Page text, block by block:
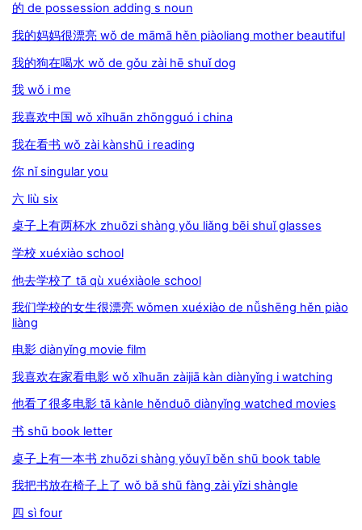
的 de possession adding s noun
我的妈妈很漂亮 wǒ de māmā hěn piàoliang mother beautiful
我的狗在喝水 wǒ de gǒu zài hē shuǐ dog
我 wǒ i me
我喜欢中国 wǒ xǐhuān zhōngguó i china
我在看书 wǒ zài kànshū i reading
你 nǐ singular you
六 liù six
桌子上有两杯水 zhuōzi shàng yǒu liǎng bēi shuǐ glasses
学校 xuéxiào school
他去学校了 tā qù xuéxiàole school
我们学校的女生很漂亮 wǒmen xuéxiào de nǚshēng hěn piào
liàng
电影 diànyǐng movie film
我喜欢在家看电影 wǒ xǐhuān zàijiā kàn diànyǐng i watching
他看了很多电影 tā kànle hěnduō diànyǐng watched movies
书 shū book letter
桌子上有一本书 zhuōzi shàng yǒuyī běn shū book table
我把书放在椅子上了 wǒ bǎ shū fàng zài yǐzi shàngle
四 sì four